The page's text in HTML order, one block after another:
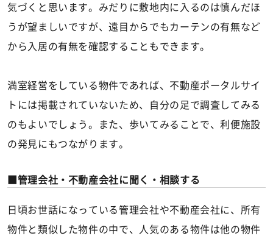
気づくと思います。みだりに敷地内に入るのは慎んだほ
うが望ましいですが、遠目からでもカーテンの有無など
から入居の有無を確認することもできます。
満室経営をしている物件であれば、不動産ポータルサイ
トには掲載されていないため、自分の足で調査してみる
のもよいでしょう。また、歩いてみることで、利便施設
の発見にもつながります。
管理会社・不動産会社に聞く・相談する
日頃お世話になっている管理会社や不動産会社に、所有
物件と類似した物件の中で、人気のある物件は他の物件